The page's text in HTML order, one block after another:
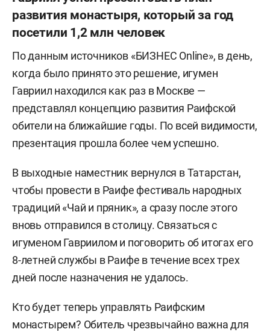
развития монастыря, который за год
посетили 1,2 млн человек
По данным источников «БИЗНЕС Online», в день,
когда было принято это решение, игумен
Гавриил находился как раз в Москве —
представлял концепцию развития Раифской
обители на ближайшие годы. По всей видимости,
презентация прошла более чем успешно.
В выходные наместник вернулся в Татарстан,
чтобы провести в Раифе фестиваль народных
традиций «Чай и пряник», а сразу после этого
вновь отправился в столицу. Связаться с
игуменом Гавриилом и поговорить об итогах его
8-летней службы в Раифе в течение всех трех
дней после назначения не удалось.
Кто будет теперь управлять Раифским
монастырем? Обитель чрезвычайно важна для